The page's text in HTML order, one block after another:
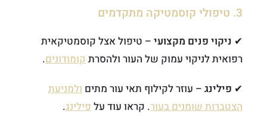
3. טיפולי קוסמטיקה מתקדמים
✔ ניקוי פנים מקצועי – טיפול אצל קוסמטיקאית
רפואית לניקוי עמוק של העור ולהסרתקומודונים.
✔ פילינג – עוזר לקילוף תאי עור מתיםולמניעת
הצטברות שומנים בעור. קראו עוד עלפילינג.